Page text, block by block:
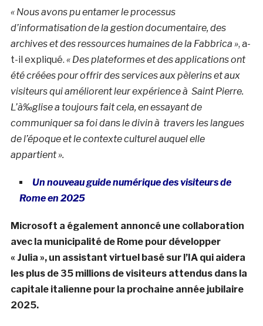
« Nous avons pu entamer le processus
d’informatisation de la gestion documentaire, des
archives et des ressources humaines de la Fabbrica », a-
t-il expliqué. « Des plateformes et des applications ont
été créées pour offrir des services aux pèlerins et aux
visiteurs qui améliorent leur expérience à Saint Pierre.
L’à‰glise a toujours fait cela, en essayant de
communiquer sa foi dans le divin à travers les langues
de l’époque et le contexte culturel auquel elle
appartient ».
Un nouveau guide numérique des visiteurs de
Rome en 2025
Microsoft a également annoncé une collaboration
avec la municipalité de Rome pour développer
« Julia », un assistant virtuel basé sur l’IA qui aidera
les plus de 35 millions de visiteurs attendus dans la
capitale italienne pour la prochaine année jubilaire
2025.